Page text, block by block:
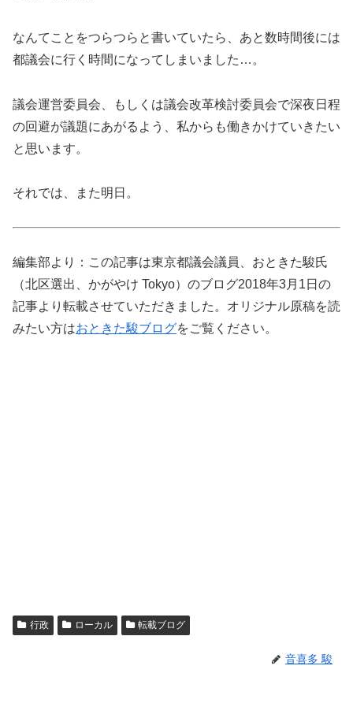
なんてことをつらつらと書いていたら、あと数時間後には
都議会に行く時間になってしまいました…。
議会運営委員会、もしくは議会改革検討委員会で深夜日程
の回避が議題にあがるよう、私からも働きかけていきたい
と思います。
それでは、また明日。
編集部より：この記事は東京都議会議員、おときた駿氏
（北区選出、かがやけ Tokyo）のブログ2018年3月1日の
記事より転載させていただきました。オリジナル原稿を読
みたい方はおときた駿ブログをご覧ください。
行政 ローカル 転載ブログ
音喜多 駿